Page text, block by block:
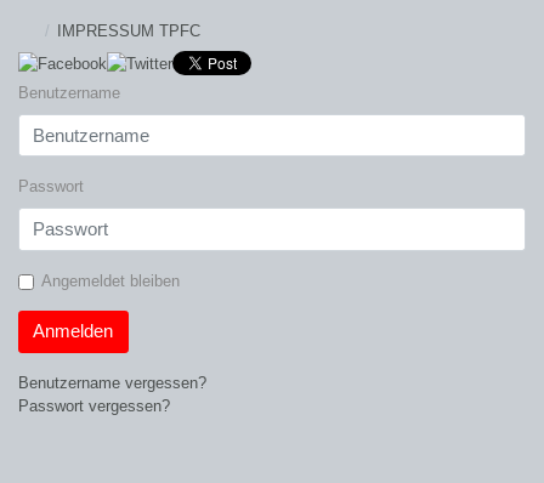
IMPRESSUM TPFC
Benutzername
Passwort
Angemeldet bleiben
Anmelden
Benutzername vergessen?
Passwort vergessen?